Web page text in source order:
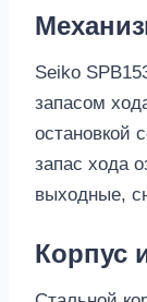
Seiko
запасом
остановкой
запас хода
выходные,
Корпус